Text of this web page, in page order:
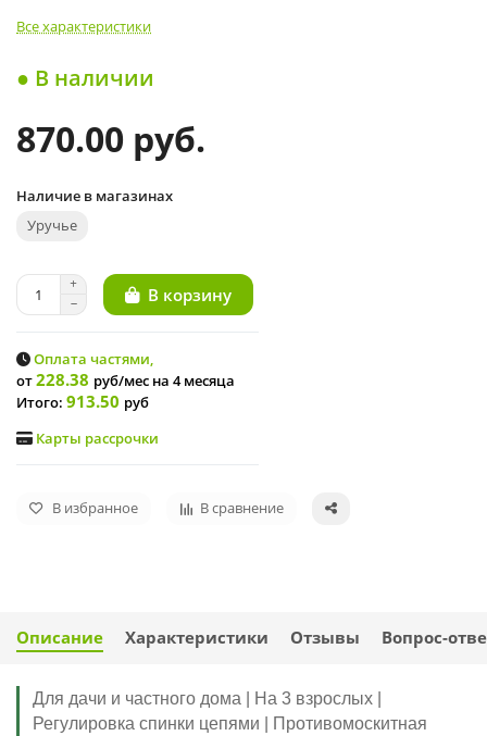
Все характеристики
● В наличии
870.00 руб.
Наличие в магазинах
Уручье
В корзину
Оплата частями,
от228.38 руб/мес на 4 месяца
Итого: 913.50 руб
Карты рассрочки
В избранное В сравнение
Описание Характеристики Отзывы Вопрос-
Для дачи и частного дома | На 3 взрослых |
Регулировка спинки цепями | Противомоскитная